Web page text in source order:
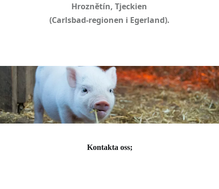
Hroznětín, Tjeckien
(Carlsbad-regionen i Egerland).
Kontakta oss;